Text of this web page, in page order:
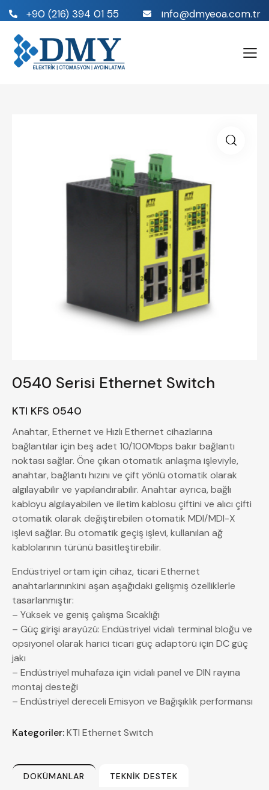
+90 (216) 394 01 55 info@dmyeoa.com.tr
0540 Serisi Ethernet Switch
KTI KFS 0540
Anahtar, Ethernet ve Hızlı Ethernet cihazlarına
bağlantılar için beş adet 10/100Mbps bakır bağlantı
noktası sağlar. Öne çıkan otomatik anlaşma işleviyle,
anahtar, bağlantı hızını ve çift yönlü otomatik olarak
algılayabilir ve yapılandırabilir. Anahtar ayrıca, bağlı
kabloyu algılayabilen ve iletim kablosu çiftini ve alıcı çifti
otomatik olarak değiştirebilen otomatik MDI/MDI-X
işlevi sağlar. Bu otomatik geçiş işlevi, kullanılan ağ
kablolarının türünü basitleştirebilir.
Endüstriyel ortam için cihaz, ticari Ethernet
anahtarlarınınkini aşan aşağıdaki gelişmiş özelliklerle
tasarlanmıştır:
– Yüksek ve geniş çalışma Sıcaklığı
– Güç girişi arayüzü: Endüstriyel vidalı terminal bloğu ve
opsiyonel olarak harici ticari güç adaptörü için DC güç
jakı
– Endüstriyel muhafaza için vidalı panel ve DIN rayına
montaj desteği
– Endüstriyel dereceli Emisyon ve Bağışıklık performansı
Kategoriler:KTI Ethernet Switch
DOKÜMANLAR TEKNIK DESTEK